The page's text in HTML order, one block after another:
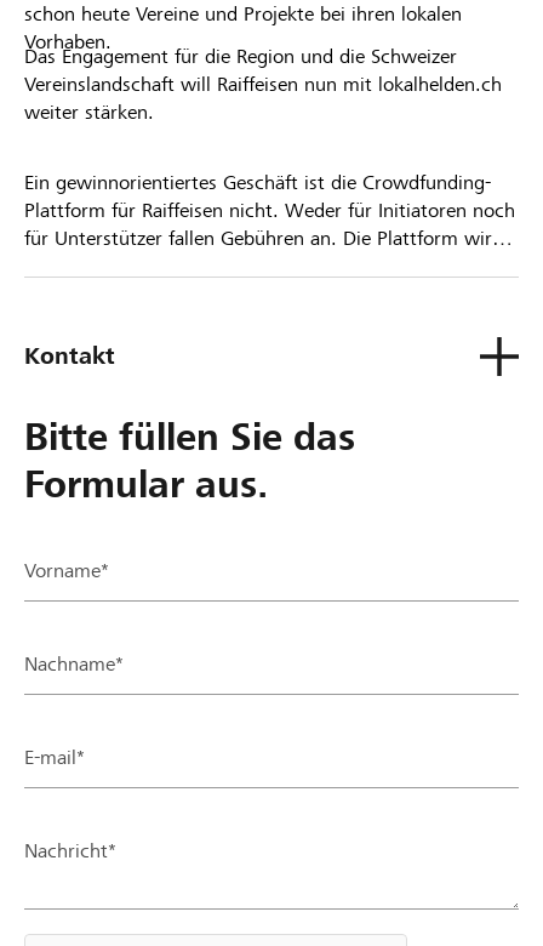
schon heute Vereine und Projekte bei ihren lokalen
Vorhaben.
Das Engagement für die Region und die Schweizer
Vereinslandschaft will Raiffeisen nun mit lokalhelden.ch
weiter stärken.
Ein gewinnorientiertes Geschäft ist die Crowdfunding-
Plattform für Raiffeisen nicht. Weder für Initiatoren noch
für Unterstützer fallen Gebühren an. Die Plattform wird
Kontakt
Bitte füllen Sie das
Formular aus.
Vorname*
Nachname*
E-mail*
Nachricht*